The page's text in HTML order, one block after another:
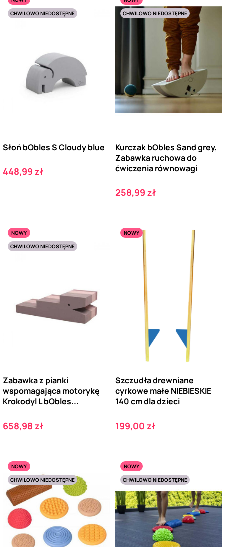
CHWILOWO NIEDOSTĘPNE
Słoń bObles S Cloudy blue
Cena
448,99 zł
CHWILOWO NIEDOSTĘPNE
Kurczak bObles Sand grey,
Zabawka ruchowa do
ćwiczenia równowagi
Cena
258,99 zł
NOWY
CHWILOWO NIEDOSTĘPNE
Zabawka z pianki
wspomagająca motorykę
Krokodyl L bObles...
Cena
658,98 zł
NOWY
Szczudła drewniane
cyrkowe małe NIEBIESKIE
140 cm dla dzieci
Cena
199,00 zł
NOWY
CHWILOWO NIEDOSTĘPNE
NOWY
CHWILOWO NIEDOSTĘPNE